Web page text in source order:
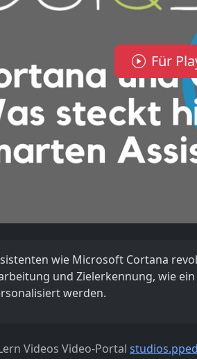
Für
wie Microsoft Cortana
und Zielerkennung, wie
werden.
Videos Video-Portal